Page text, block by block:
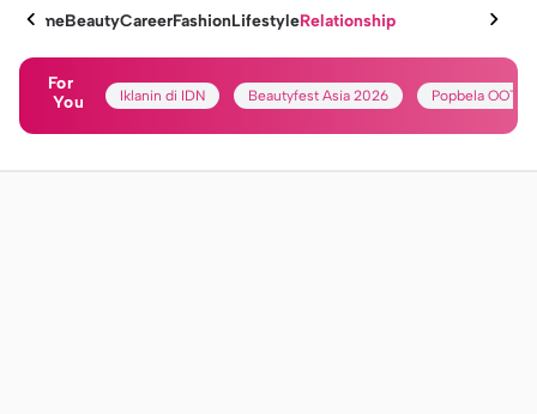
HomeBeautyCareerFashionLifestyleRelationship
For
You
Iklanin di IDN Beautyfest Asia 2026 Popbela OOTD